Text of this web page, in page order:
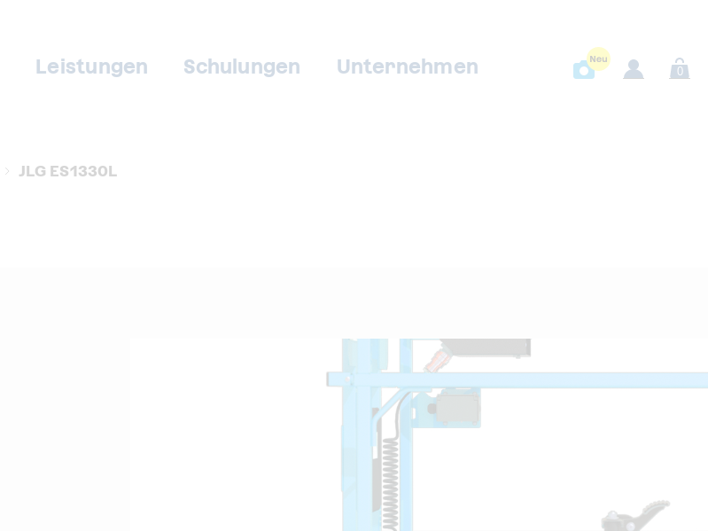
Leistungen Schulungen Unternehmen 0
JLG ES1330L